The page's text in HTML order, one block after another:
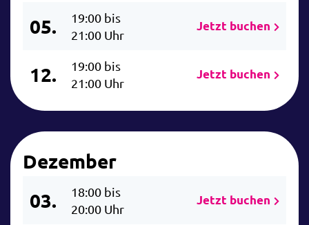
05.
19:00 bis
21:00 Uhr
Jetzt buchen
12.
19:00 bis
21:00 Uhr
Jetzt buchen
Dezember
03.
18:00 bis
20:00 Uhr
Jetzt buchen